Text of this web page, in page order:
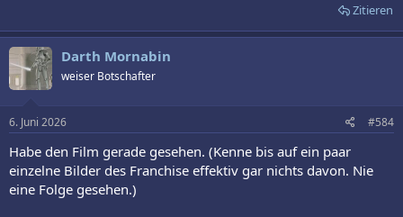
Zitieren
Darth Mornabin
weiser Botschafter
6. Juni 2026 #584
Habe den Film gerade gesehen. (Kenne bis auf ein paar
einzelne Bilder des Franchise effektiv gar nichts davon. Nie
eine Folge gesehen.)